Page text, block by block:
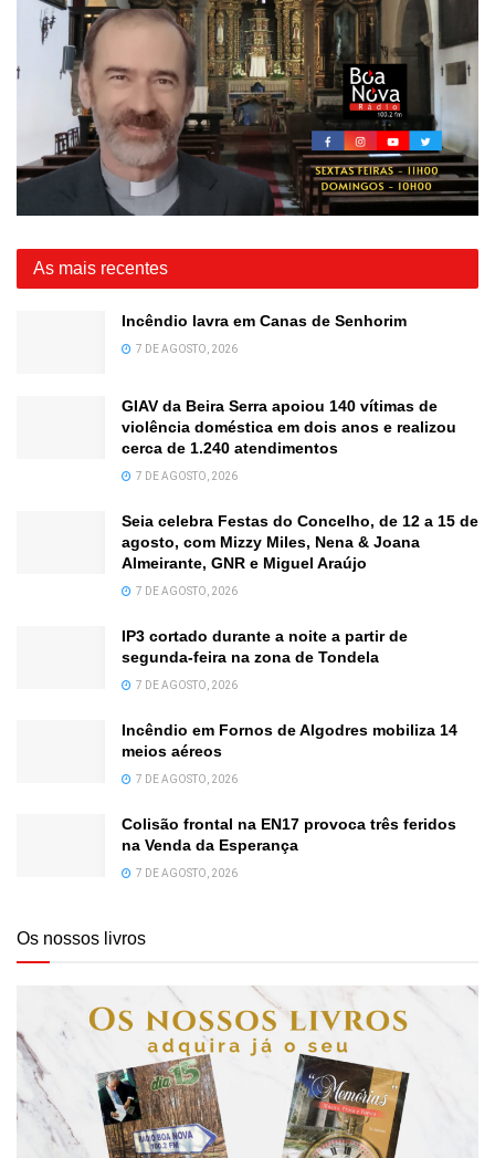
As mais recentes
Incêndio lavra em Canas de Senhorim
7 DE AGOSTO, 2026
GIAV da Beira Serra apoiou 140 vítimas de
violência doméstica em dois anos e realizou
cerca de 1.240 atendimentos
7 DE AGOSTO, 2026
Seia celebra Festas do Concelho, de 12 a 15 de
agosto, com Mizzy Miles, Nena & Joana
Almeirante, GNR e Miguel Araújo
7 DE AGOSTO, 2026
IP3 cortado durante a noite a partir de
segunda-feira na zona de Tondela
7 DE AGOSTO, 2026
Incêndio em Fornos de Algodres mobiliza 14
meios aéreos
7 DE AGOSTO, 2026
Colisão frontal na EN17 provoca três feridos
na Venda da Esperança
7 DE AGOSTO, 2026
Os nossos livros